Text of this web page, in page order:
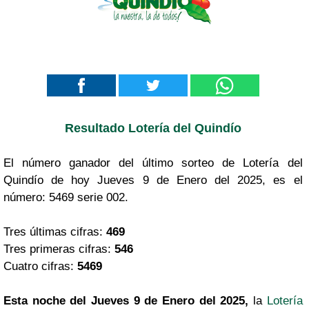
Resultado Lotería del Quindío
El número ganador del último sorteo de Lotería del
Quindío de hoy Jueves 9 de Enero del 2025, es el
número: 5469 serie 002.
Tres últimas cifras: 469
Tres primeras cifras: 546
Cuatro cifras: 5469
Esta noche del Jueves 9 de Enero del 2025, la Lotería